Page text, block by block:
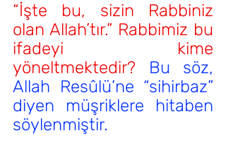
“İşte bu, sizin Rabbiniz
olan Allah’tır.” Rabbimiz bu
ifadeyi kime
yöneltmektedir? Bu söz,
Allah Resûlü’ne “sihirbaz”
diyen müşriklere hitaben
söylenmiştir.